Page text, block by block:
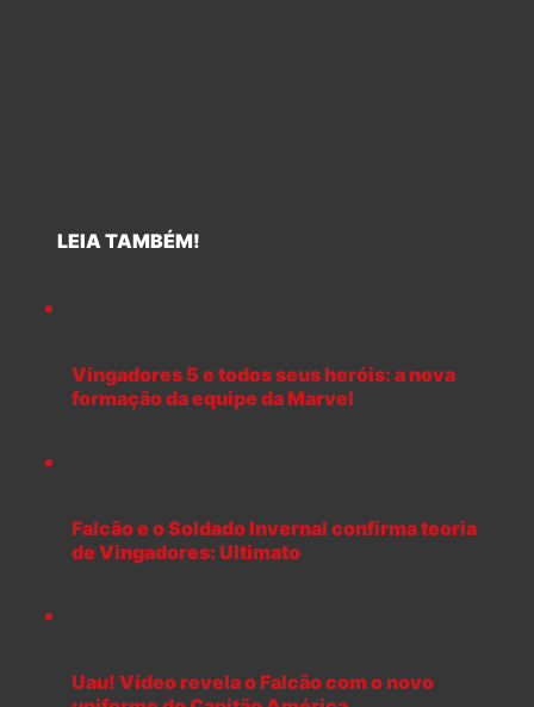
LEIA TAMBÉM!
Vingadores 5 e todos seus heróis: a nova
formação da equipe da Marvel
Falcão e o Soldado Invernal confirma teoria
de Vingadores: Ultimato
Uau! Vídeo revela o Falcão com o novo